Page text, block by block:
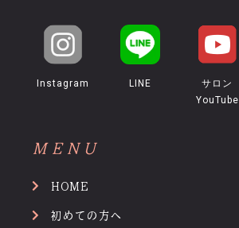
Instagram LINE
サロン
YouTube
MENU
HOME
初めての方へ